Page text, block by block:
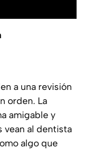
a una revisión
orden. La
amigable y
vean al dentista
algo que